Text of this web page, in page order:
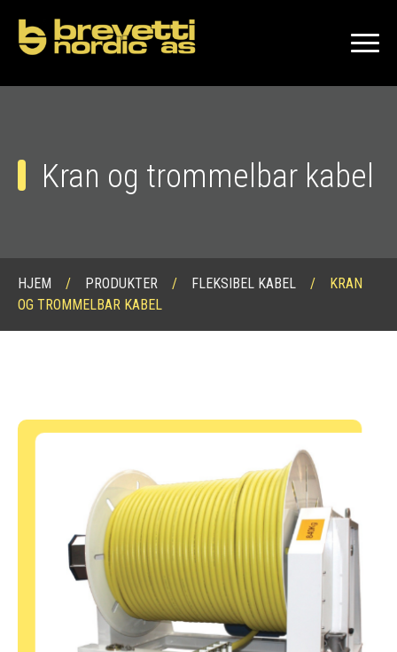
Kran og trommelbar kabel
HJEM / PRODUKTER / FLEKSIBEL KABEL / KRAN
OG TROMMELBAR KABEL